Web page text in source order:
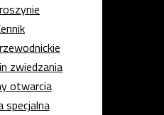
zwiedzania
otwarcia
specjalna